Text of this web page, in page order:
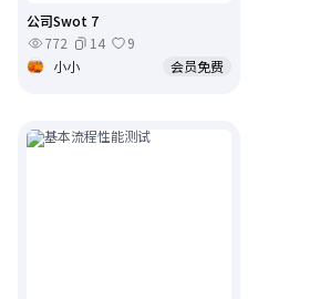
公司Swot 7
772
14
9
小小
会员免费